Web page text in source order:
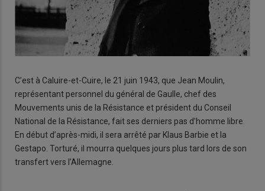
C’est à Caluire-et-Cuire, le 21 juin 1943, que Jean Moulin,
représentant personnel du général de Gaulle, chef des
Mouvements unis de la Résistance et président du Conseil
National de la Résistance, fait ses derniers pas d’homme libre.
En début d’après-midi, il sera arrêté par Klaus Barbie et la
Gestapo. Torturé, il mourra quelques jours plus tard lors de son
transfert vers l’Allemagne.